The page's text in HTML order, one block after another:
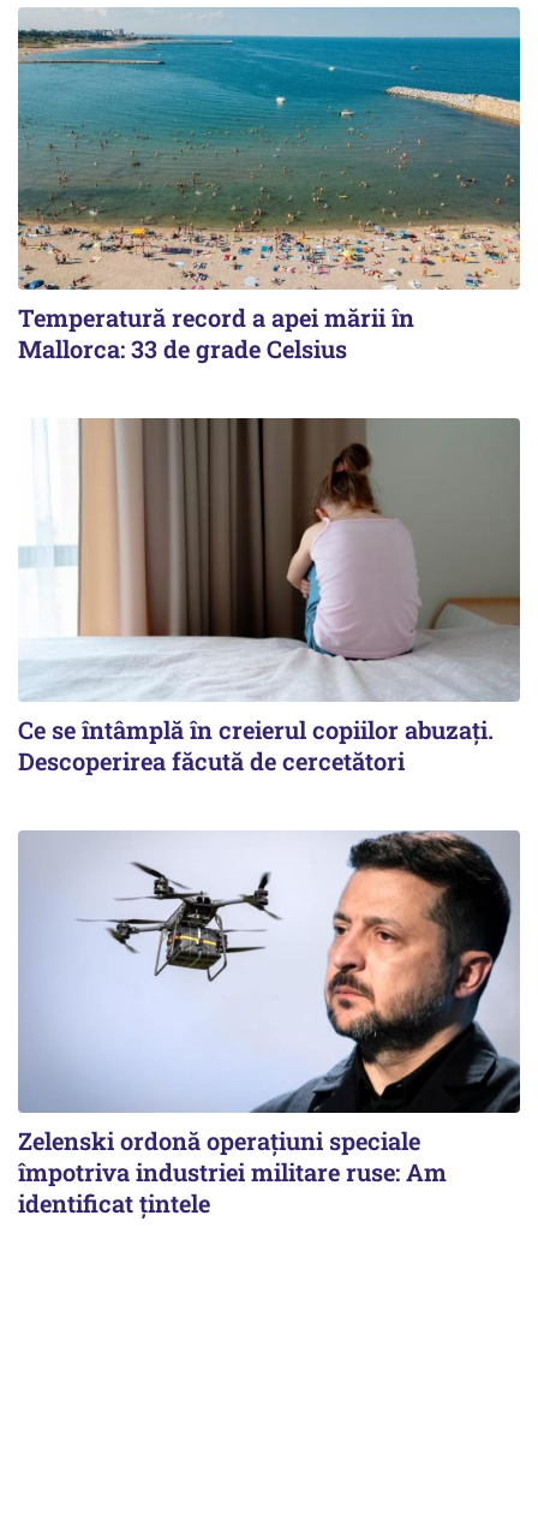
Temperatură record a apei mării în
Mallorca: 33 de grade Celsius
Ce se întâmplă în creierul copiilor abuzați.
Descoperirea făcută de cercetători
Zelenski ordonă operațiuni speciale
împotriva industriei militare ruse: Am
identificat țintele